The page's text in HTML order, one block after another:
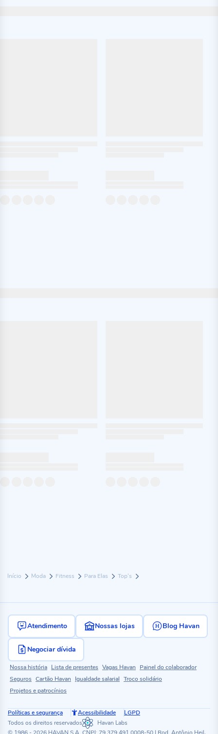
Início Moda Fitness Para Elas Top's
Atendimento Nossas lojas Blog Havan
Negociar dívida
Nossa história Lista de presentes Vagas Havan
Painel do colaborador
Seguros Cartão Havan Igualdade salarial Troco solidário
Projetos e patrocínios
Políticas e segurança Acessibilidade
LGPD
Todos os direitos reservados
Havan Labs